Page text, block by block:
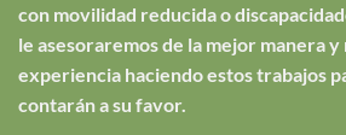
con movilidad reducida o
le asesoraremos de la mejor manera y
experiencia haciendo estos trabajos
contarán a su favor.